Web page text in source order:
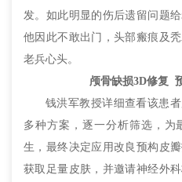
发。如此明显的伤后遗留问题
他因此不敢出门，头部瘢痕及
老兵心头。
颅骨缺损3D修复
钱洪军教授详细查看该患
多种方案，逐一分析筛选，为
生，最终决定应用改良预构皮
获取足量皮肤，并邀请神经外